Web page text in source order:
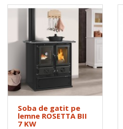
Soba de gatit pe
lemne ROSETTA BII
7 KW